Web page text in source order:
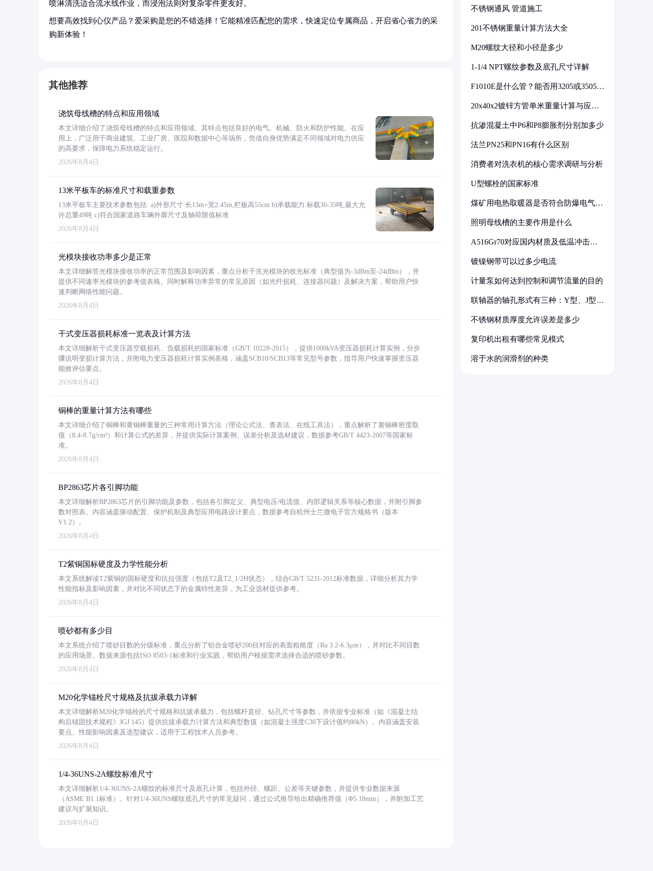
喷淋清洗适合流水线作业，而浸泡法则对复杂零件更友好。
想要高效找到心仪产品？爱采购是您的不错选择！它能精准匹配您的需求，快速定位专属商品，开启省心省力的采
购新体验！
其他推荐
浇筑母线槽的特点和应用领域
本文详细介绍了浇筑母线槽的特点和应用领域。其特点包括良好的电气、机械、防火和防护性能。在应
用上，广泛用于商业建筑、工业厂房、医院和数据中心等场所，凭借自身优势满足不同领域对电力供应
的高要求，保障电力系统稳定运行。
2026年8月4日
13米平板车的标准尺寸和载重参数
13米平板车主要技术参数包括: a)外形尺寸:长13m×宽2.45m,栏板高55cm b)承载能力:标载30-35吨,最大允
许总重49吨 c)符合国家道路车辆外廓尺寸及轴荷限值标准
2026年8月4日
光模块接收功率多少是正常
本文详细解答光模块接收功率的正常范围及影响因素，重点分析千兆光模块的收光标准（典型值为-3dBm至-24dBm），并
提供不同速率光模块的参考值表格。同时解释功率异常的常见原因（如光纤损耗、连接器问题）及解决方案，帮助用户快
速判断网络性能问题。
2026年8月4日
干式变压器损耗标准一览表及计算方法
本文详细解析干式变压器空载损耗、负载损耗的国家标准（GB/T 10228-2015），提供1000kVA变压器损耗计算实例，分步
骤说明变损计算方法，并附电力变压器损耗计算实例表格，涵盖SCB10/SCB13等常见型号参数，指导用户快速掌握变压器
能效评估要点。
2026年8月4日
铜棒的重量计算方法有哪些
本文详细介绍了铜棒和黄铜棒重量的三种常用计算方法（理论公式法、查表法、在线工具法），重点解析了黄铜棒密度取
值（8.4-8.7g/cm³）和计算公式的差异，并提供实际计算案例、误差分析及选材建议，数据参考GB/T 4423-2007等国家标
准。
2026年8月4日
BP2863芯片各引脚功能
本文详细解析BP2863芯片的引脚功能及参数，包括各引脚定义、典型电压/电流值、内部逻辑关系等核心数据，并附引脚参
数对照表。内容涵盖驱动配置、保护机制及典型应用电路设计要点，数据参考自杭州士兰微电子官方规格书（版本
V1.2）。
2026年8月4日
T2紫铜国标硬度及力学性能分析
本文系统解读T2紫铜的国标硬度和抗拉强度（包括T2及T2_1/2H状态），结合GB/T 5231-2012标准数据，详细分析其力学
性能指标及影响因素，并对比不同状态下的金属特性差异，为工业选材提供参考。
2026年8月4日
喷砂都有多少目
本文系统介绍了喷砂目数的分级标准，重点分析了铝合金喷砂200目对应的表面粗糙度（Ra 3.2-6.3μm），并对比不同目数
的应用场景。数据来源包括ISO 8503-1标准和行业实践，帮助用户根据需求选择合适的喷砂参数。
2026年8月4日
M20化学锚栓尺寸规格及抗拔承载力详解
本文详细解析M20化学锚栓的尺寸规格和抗拔承载力，包括螺杆直径、钻孔尺寸等参数，并依据专业标准（如《混凝土结
构后锚固技术规程》JGJ 145）提供抗拔承载力计算方法和典型数值（如混凝土强度C30下设计值约80kN）。内容涵盖安装
要点、性能影响因素及选型建议，适用于工程技术人员参考。
2026年8月4日
1/4-36UNS-2A螺纹标准尺寸
本文详细解析1/4-36UNS-2A螺纹的标准尺寸及底孔计算，包括外径、螺距、公差等关键参数，并提供专业数据来源
（ASME B1.1标准）。针对1/4-36UNS螺纹底孔尺寸的常见疑问，通过公式推导给出精确推荐值（Φ5.18mm），并附加工艺
建议与扩展知识。
2026年8月4日
不锈钢通风 管道施工
201不锈钢重量计算方法大全
M20螺纹大径和小径是多少
1-1/4 NPT螺纹参数及底孔尺寸详解
F1010E是什么管？能否用3205或3505代
20x40x2镀锌方管单米重量计算与应用
抗渗混凝土中P6和P8膨胀剂分别加多少
法兰PN25和PN16有什么区别
消费者对洗衣机的核心需求调研与分析
U型螺栓的国家标准
煤矿用电热取暖器是否符合防爆电气设
照明母线槽的主要作用是什么
A516Gr70对应国内材质及低温冲击要
镀镍钢带可以过多少电流
计量泵如何达到控制和调节流量的目的
联轴器的轴孔形式有三种：Y型、J型、
不锈钢材质厚度允许误差是多少
复印机出租有哪些常见模式
溶于水的润滑剂的种类